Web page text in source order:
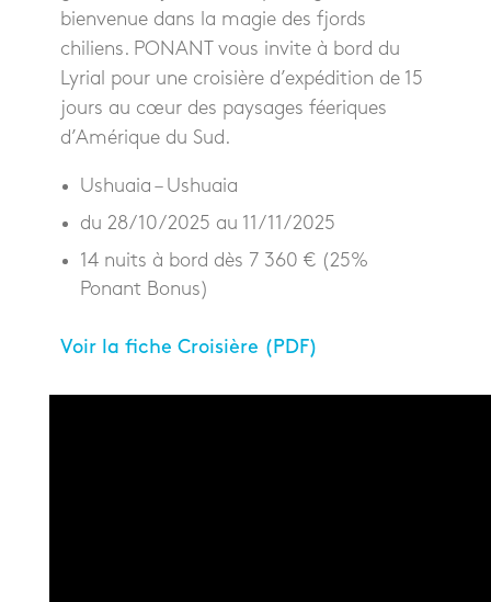
bienvenue dans la magie des fjords
chiliens. PONANT vous invite à bord du
Lyrial pour une croisière d’expédition de 15
jours au cœur des paysages féeriques
d’Amérique du Sud.
Ushuaia – Ushuaia
du 28/10/2025 au 11/11/2025
14 nuits à bord dès 7 360 € (25%
Ponant Bonus)
Voir la fiche Croisière (PDF)